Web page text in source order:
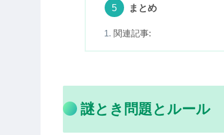
まとめ
関連記事:
謎とき問題とルール